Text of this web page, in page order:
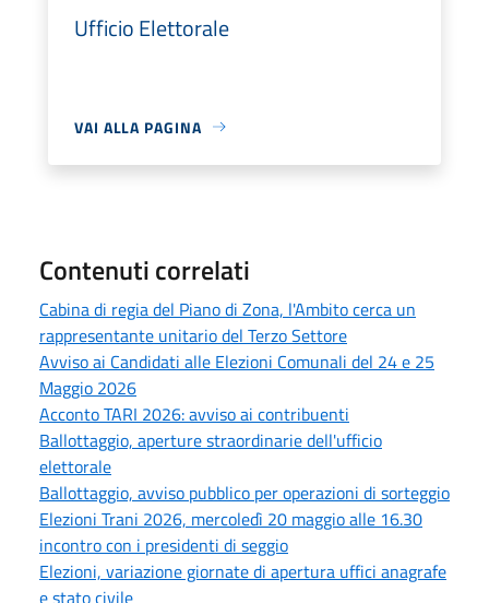
Ufficio Elettorale
VAI ALLA PAGINA
Contenuti correlati
Cabina di regia del Piano di Zona, l'Ambito cerca un
rappresentante unitario del Terzo Settore
Avviso ai Candidati alle Elezioni Comunali del 24 e 25
Maggio 2026
Acconto TARI 2026: avviso ai contribuenti
Ballottaggio, aperture straordinarie dell'ufficio
elettorale
Ballottaggio, avviso pubblico per operazioni di sorteggio
Elezioni Trani 2026, mercoledì 20 maggio alle 16.30
incontro con i presidenti di seggio
Elezioni, variazione giornate di apertura uffici anagrafe
e stato civile